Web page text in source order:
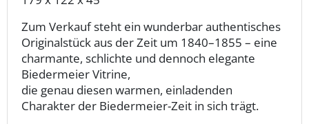
Zum Verkauf steht ein wunderbar authentisches
Originalstück aus der Zeit um 1840–1855 – eine
charmante, schlichte und dennoch elegante
Biedermeier Vitrine,
die genau diesen warmen, einladenden
Charakter der Biedermeier-Zeit in sich trägt.